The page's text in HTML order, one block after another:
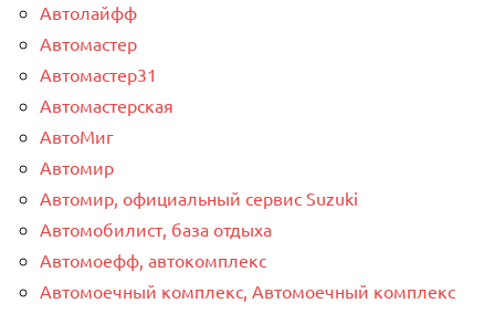
Автолайфф
Автомастер
Автомастер31
Автомастерская
АвтоМиг
Автомир
Автомир, официальный сервис Suzuki
Автомобилист, база отдыха
Автомоефф, автокомплекс
Автомоечный комплекс, Автомоечный комплекс